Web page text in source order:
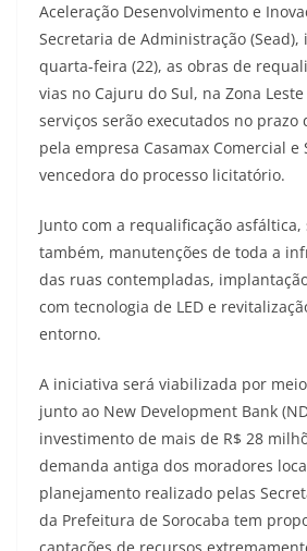
Aceleração Desenvolvimento e
Secretaria de Administração (Sead),
quarta-feira (22), as obras de
vias no Cajuru do Sul, na Zona
serviços serão executados no prazo
pela empresa Casamax Comercial e
vencedora do processo licitatório.
Junto com a requalificação
também, manutenções de toda a
das ruas contempladas,
com tecnologia de LED e
entorno.
A iniciativa será viabilizada por
junto ao New Development Bank
investimento de mais de R$ 28
demanda antiga dos moradores
planejamento realizado pelas
da Prefeitura de Sorocaba tem